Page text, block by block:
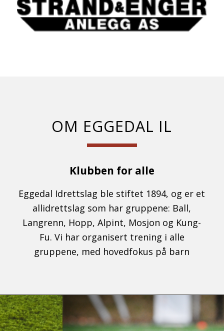
OM EGGEDAL IL
Klubben for alle
Eggedal Idrettslag ble stiftet 1894, og er et
allidrettslag som har gruppene: Ball,
Langrenn, Hopp, Alpint, Mosjon og Kung-
Fu. Vi har organisert trening i alle
gruppene, med hovedfokus på barn